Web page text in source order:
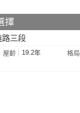
擇
路三段
屋齡 19.2年 格局